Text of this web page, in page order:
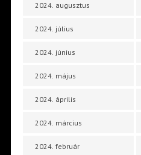
2024. augusztus
2024. július
2024. június
2024. május
2024. április
2024. március
2024. február